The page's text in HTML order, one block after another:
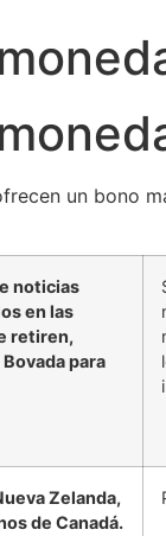
un bono
noticias
en las
retiren,
para
Zelanda,
de Canadá.